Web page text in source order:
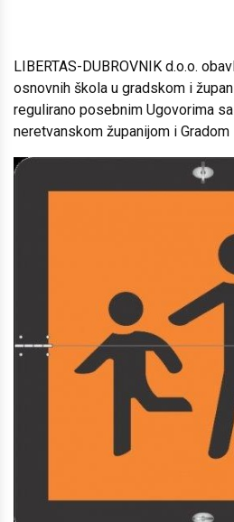
LIBERTAS-DUBROVNIK d.o.o.
osnovnih škola u gradskom i
regulirano posebnim Ugovorima
neretvanskom županijom i Gradom